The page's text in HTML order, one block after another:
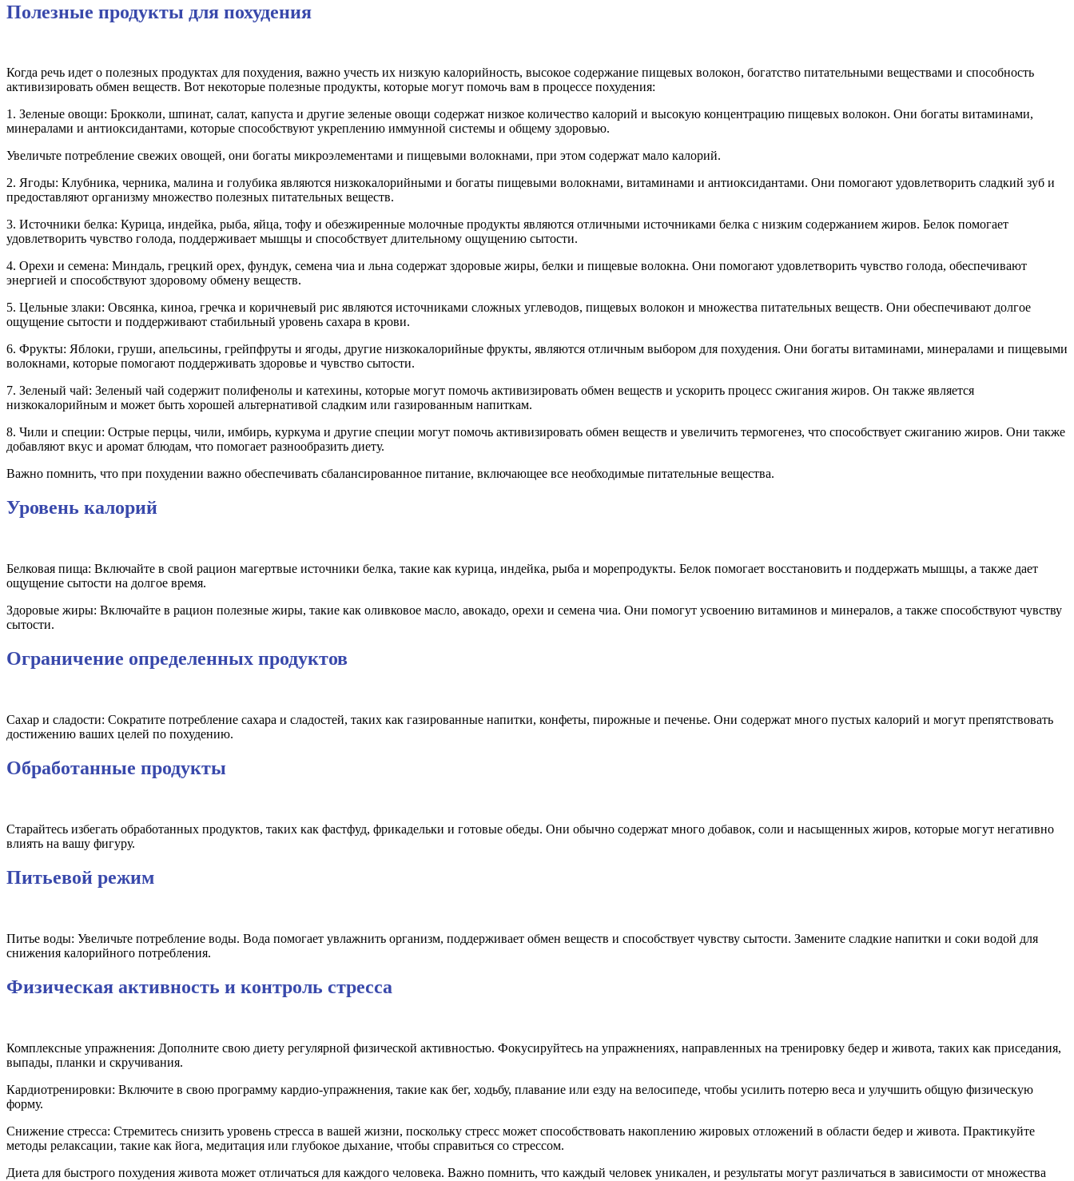
Полезные продукты для похудения
Когда речь идет о полезных продуктах для похудения, важно учесть их низкую калорийность, высокое содержание пищевых волокон, богатство питательными веществами и способность
активизировать обмен веществ. Вот некоторые полезные продукты, которые могут помочь вам в процессе похудения:
1. Зеленые овощи: Брокколи, шпинат, салат, капуста и другие зеленые овощи содержат низкое количество калорий и высокую концентрацию пищевых волокон. Они богаты витаминами,
минералами и антиоксидантами, которые способствуют укреплению иммунной системы и общему здоровью.
Увеличьте потребление свежих овощей, они богаты микроэлементами и пищевыми волокнами, при этом содержат мало калорий.
2. Ягоды: Клубника, черника, малина и голубика являются низкокалорийными и богаты пищевыми волокнами, витаминами и антиоксидантами. Они помогают удовлетворить сладкий зуб и
предоставляют организму множество полезных питательных веществ.
3. Источники белка: Курица, индейка, рыба, яйца, тофу и обезжиренные молочные продукты являются отличными источниками белка с низким содержанием жиров. Белок помогает
удовлетворить чувство голода, поддерживает мышцы и способствует длительному ощущению сытости.
4. Орехи и семена: Миндаль, грецкий орех, фундук, семена чиа и льна содержат здоровые жиры, белки и пищевые волокна. Они помогают удовлетворить чувство голода, обеспечивают
энергией и способствуют здоровому обмену веществ.
5. Цельные злаки: Овсянка, киноа, гречка и коричневый рис являются источниками сложных углеводов, пищевых волокон и множества питательных веществ. Они обеспечивают долгое
ощущение сытости и поддерживают стабильный уровень сахара в крови.
6. Фрукты: Яблоки, груши, апельсины, грейпфруты и ягоды, другие низкокалорийные фрукты, являются отличным выбором для похудения. Они богаты витаминами, минералами и пищевыми
волокнами, которые помогают поддерживать здоровье и чувство сытости.
7. Зеленый чай: Зеленый чай содержит полифенолы и катехины, которые могут помочь активизировать обмен веществ и ускорить процесс сжигания жиров. Он также является
низкокалорийным и может быть хорошей альтернативой сладким или газированным напиткам.
8. Чили и специи: Острые перцы, чили, имбирь, куркума и другие специи могут помочь активизировать обмен веществ и увеличить термогенез, что способствует сжиганию жиров. Они также
добавляют вкус и аромат блюдам, что помогает разнообразить диету.
Важно помнить, что при похудении важно обеспечивать сбалансированное питание, включающее все необходимые питательные вещества.
Уровень калорий
Белковая пища: Включайте в свой рацион магертвые источники белка, такие как курица, индейка, рыба и морепродукты. Белок помогает восстановить и поддержать мышцы, а также дает
ощущение сытости на долгое время.
Здоровые жиры: Включайте в рацион полезные жиры, такие как оливковое масло, авокадо, орехи и семена чиа. Они помогут усвоению витаминов и минералов, а также способствуют чувству
сытости.
Ограничение определенных продуктов
Сахар и сладости: Сократите потребление сахара и сладостей, таких как газированные напитки, конфеты, пирожные и печенье. Они содержат много пустых калорий и могут препятствовать
достижению ваших целей по похудению.
Обработанные продукты
Старайтесь избегать обработанных продуктов, таких как фастфуд, фрикадельки и готовые обеды. Они обычно содержат много добавок, соли и насыщенных жиров, которые могут негативно
влиять на вашу фигуру.
Питьевой режим
Питье воды: Увеличьте потребление воды. Вода помогает увлажнить организм, поддерживает обмен веществ и способствует чувству сытости. Замените сладкие напитки и соки водой для
снижения калорийного потребления.
Физическая активность и контроль стресса
Комплексные упражнения: Дополните свою диету регулярной физической активностью. Фокусируйтесь на упражнениях, направленных на тренировку бедер и живота, таких как приседания,
выпады, планки и скручивания.
Кардиотренировки: Включите в свою программу кардио-упражнения, такие как бег, ходьбу, плавание или езду на велосипеде, чтобы усилить потерю веса и улучшить общую физическую
форму.
Снижение стресса: Стремитесь снизить уровень стресса в вашей жизни, поскольку стресс может способствовать накоплению жировых отложений в области бедер и живота. Практикуйте
методы релаксации, такие как йога, медитация или глубокое дыхание, чтобы справиться со стрессом.
Диета для быстрого похудения живота может отличаться для каждого человека. Важно помнить, что каждый человек уникален, и результаты могут различаться в зависимости от множества